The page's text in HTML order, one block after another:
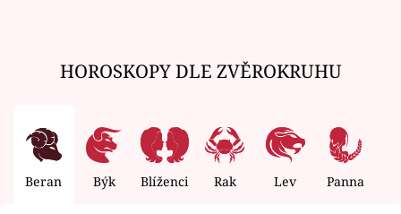
HOROSKOPY DLE ZVĚROKRUHU
Beran Býk Blíženci Rak Lev Panna